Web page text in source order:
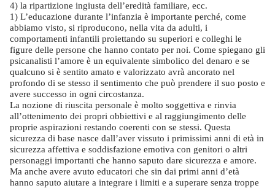
4) la ripartizione ingiusta dell’eredità familiare, ecc.
1) L’educazione durante l’infanzia è importante perché, come
abbiamo visto, si riproducono, nella vita da adulti, i
comportamenti infantili proiettando su superiori e colleghi le
figure delle persone che hanno contato per noi. Come spiegano gli
psicanalisti l’amore è un equivalente simbolico del denaro e se
qualcuno si è sentito amato e valorizzato avrà ancorato nel
profondo di se stesso il sentimento che può prendere il suo posto e
avere successo in ogni circostanza.
La nozione di riuscita personale è molto soggettiva e rinvia
all’ottenimento dei propri obbiettivi e al raggiungimento delle
proprie aspirazioni restando coerenti con se stessi. Questa
sicurezza di base nasce dall’aver vissuto i primissimi anni di età in
sicurezza affettiva e soddisfazione emotiva con genitori o altri
personaggi importanti che hanno saputo dare sicurezza e amore.
Ma anche avere avuto educatori che sin dai primi anni d’età
hanno saputo aiutare a integrare i limiti e a superare senza troppe